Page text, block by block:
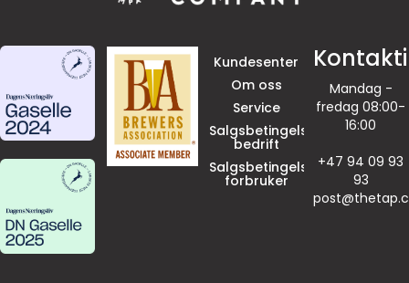
Kundesenter
Om oss
Service
Salgsbetingelser
bedrift
Salgsbetingelser
forbruker
Mandag -
fredag 08:00-
16:00
+47 94 09 93
93